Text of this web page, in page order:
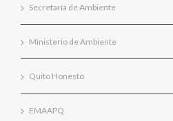
Secretaría de Ambiente
Ministerio de Ambiente
Quito Honesto
EMAAPQ